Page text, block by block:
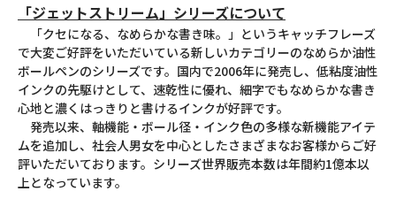
「ジェットストリーム」シリーズについて
「クセになる、なめらかな書き味。」というキャッチフレーズ
で大変ご好評をいただいている新しいカテゴリーのなめらか油性
ボールペンのシリーズです。国内で2006年に発売し、低粘度油性
インクの先駆けとして、速乾性に優れ、細字でもなめらかな書き
心地と濃くはっきりと書けるインクが好評です。
発売以来、軸機能・ボール径・インク色の多様な新機能アイテ
ムを追加し、社会人男女を中心としたさまざまなお客様からご好
評いただいております。シリーズ世界販売本数は年間約1億本以
上となっています。